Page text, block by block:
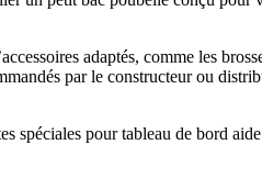
adaptés, comme les
par le constructeur ou
spéciales pour tableau de bord